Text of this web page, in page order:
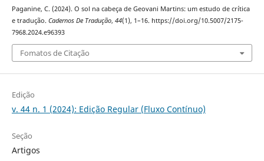
Paganine, C. (2024). O sol na cabeça de Geovani Martins: um estudo de crítica
e tradução. Cadernos De Tradução, 44(1), 1–16. https://doi.org/10.5007/2175-
7968.2024.e96393
Fomatos de Citação
Edição
v. 44 n. 1 (2024): Edição Regular (Fluxo Contínuo)
Seção
Artigos